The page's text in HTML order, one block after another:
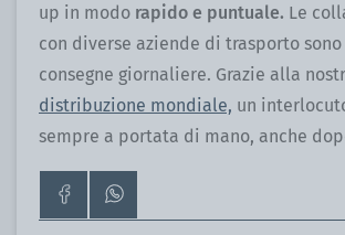
up in modo rapido e puntuale. Le
con diverse aziende di trasporto
consegne giornaliere. Grazie alla
distribuzione mondiale, un
sempre a portata di mano, anche
Vai
alla
Contattaci
su